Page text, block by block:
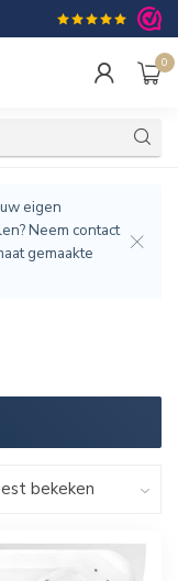
Gratis
0
eigen
Neem contact
gemaakte